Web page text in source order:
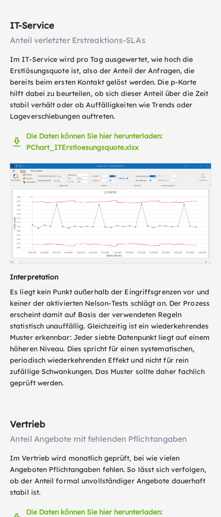
IT-Service
Anteil verletzter Erstreaktions-SLAs
Im IT-Service wird pro Tag ausgewertet, wie hoch die
Erstlösungsquote ist, also der Anteil der Anfragen, die
bereits beim ersten Kontakt gelöst werden. Die p-Karte
hilft dabei zu beurteilen, ob sich dieser Anteil über die Zeit
stabil verhält oder ob Auffälligkeiten wie Trends oder
Lageverschiebungen auftreten.
Die Daten können Sie hier herunterladen:
PChart_ITErstloesungsquote.xlsx
Interpretation
Es liegt kein Punkt außerhalb der Eingriffsgrenzen vor und
keiner der aktivierten Nelson-Tests schlägt an. Der Prozess
erscheint damit auf Basis der verwendeten Regeln
statistisch unauffällig. Gleichzeitig ist ein wiederkehrendes
Muster erkennbar: Jeder siebte Datenpunkt liegt auf einem
höheren Niveau. Dies spricht für einen systematischen,
periodisch wiederkehrenden Effekt und nicht für rein
zufällige Schwankungen. Das Muster sollte daher fachlich
geprüft werden.
Vertrieb
Anteil Angebote mit fehlenden Pflichtangaben
Im Vertrieb wird monatlich geprüft, bei wie vielen
Angeboten Pflichtangaben fehlen. So lässt sich verfolgen,
ob der Anteil formal unvollständiger Angebote dauerhaft
stabil ist.
Die Daten können Sie hier herunterladen: